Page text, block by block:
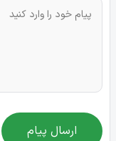
ارسال پیام